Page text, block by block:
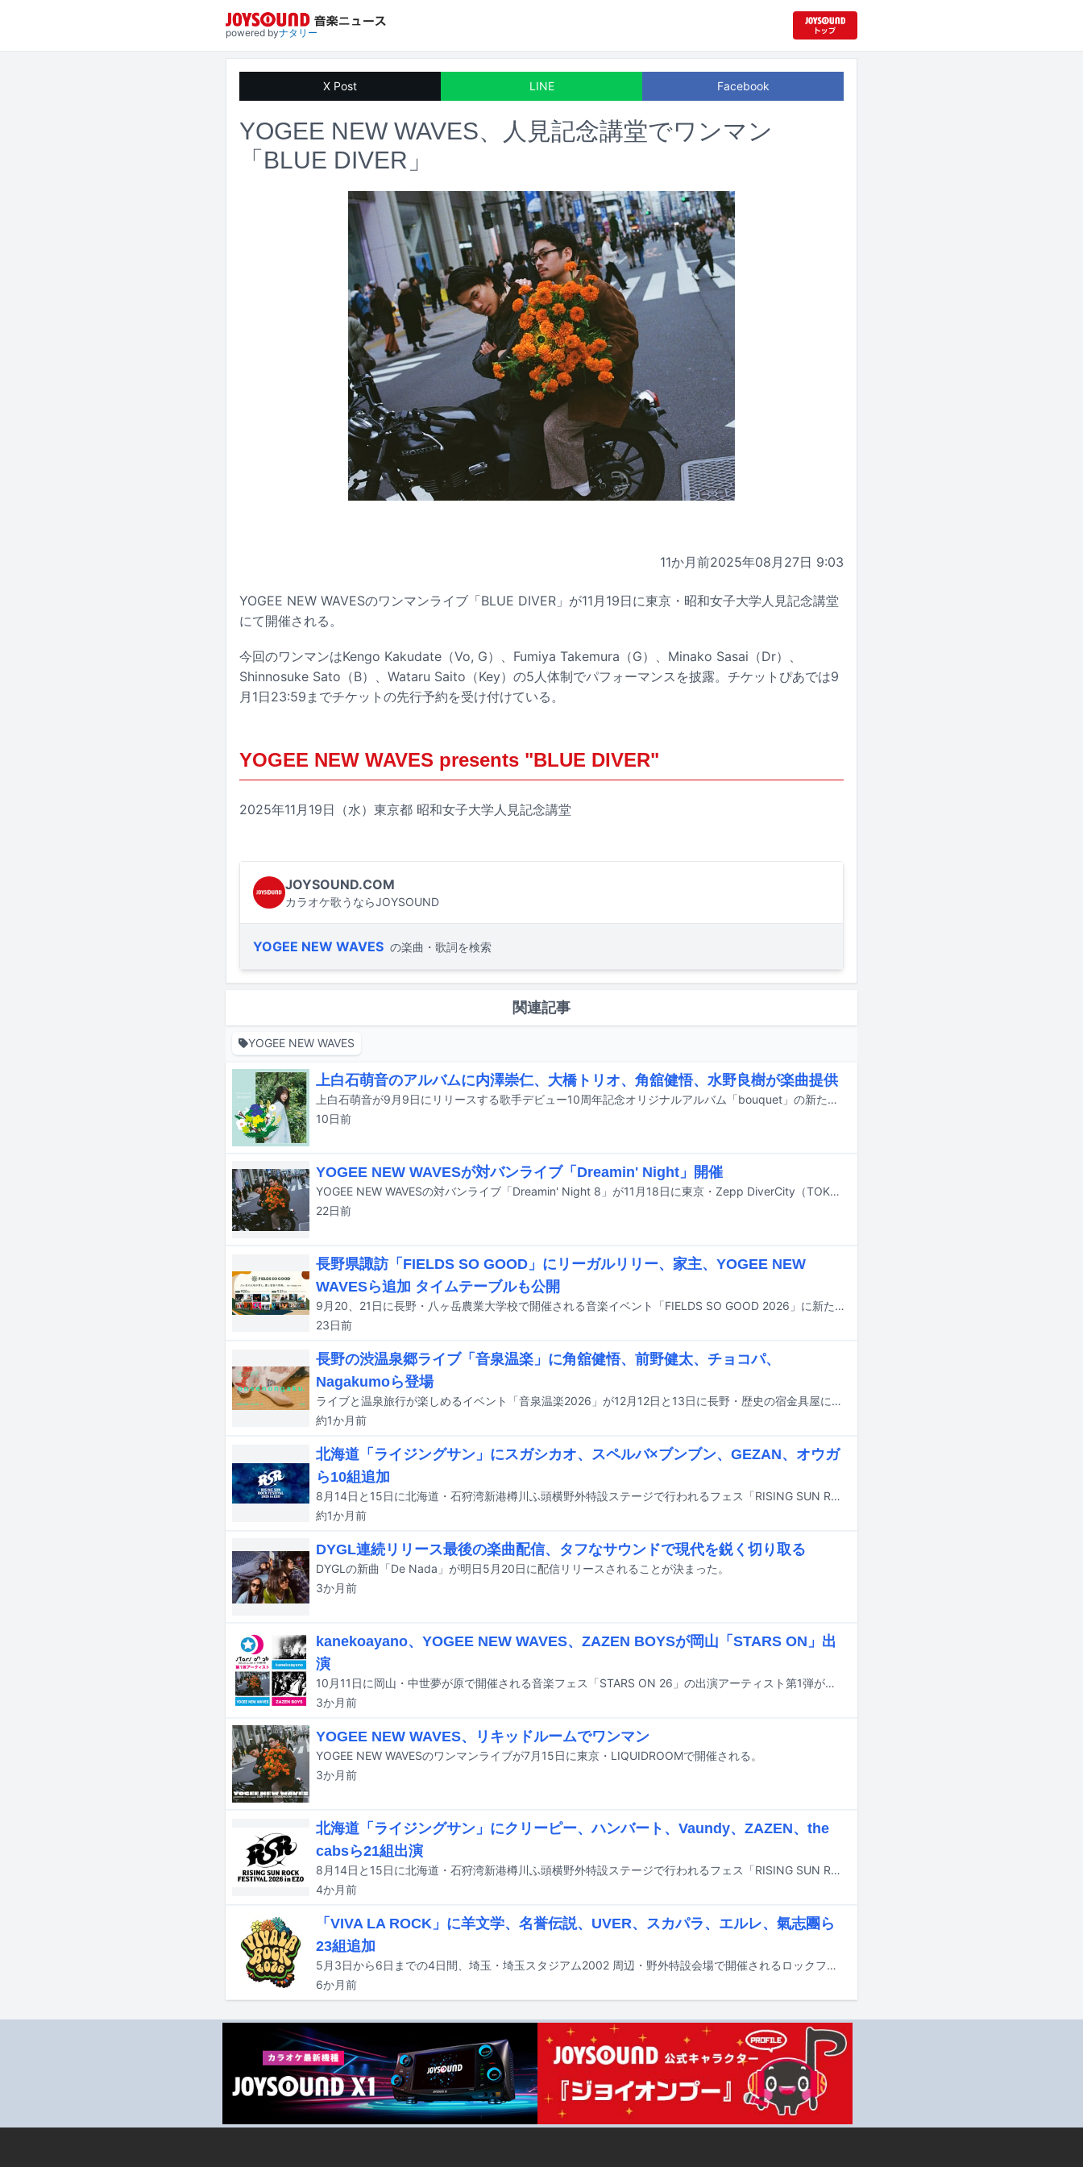
powered byナタリー
X Post LINE Facebook
YOGEE NEW WAVES、人見記念講堂でワンマン
「BLUE DIVER」
11か月前2025年08月27日 9:03
YOGEE NEW WAVESのワンマンライブ「BLUE DIVER」が11月19日に東京・昭和女子大学人見記念講堂
にて開催される。
今回のワンマンはKengo Kakudate（Vo, G）、Fumiya Takemura（G）、Minako Sasai（Dr）、
Shinnosuke Sato（B）、Wataru Saito（Key）の5人体制でパフォーマンスを披露。チケットぴあでは9
月1日23:59までチケットの先行予約を受け付けている。
YOGEE NEW WAVES presents "BLUE DIVER"
2025年11月19日（水）東京都 昭和女子大学人見記念講堂
JOYSOUND.COM
カラオケ歌うならJOYSOUND
YOGEE NEW WAVES の楽曲・歌詞を検索
関連記事
YOGEE NEW WAVES
上白石萌音のアルバムに内澤崇仁、大橋トリオ、角舘健悟、水野良樹が楽曲提供
上白石萌音が9月9日にリリースする歌手デビュー10周年記念オリジナルアルバム「bouquet」の新たな楽曲提供者およびジャケット写真が公開された。
10日前
YOGEE NEW WAVESが対バンライブ「Dreamin' Night」開催
YOGEE NEW WAVESの対バンライブ「Dreamin' Night 8」が11月18日に東京・Zepp DiverCity（TOKYO）で開催される。
22日前
長野県諏訪「FIELDS SO GOOD」にリーガルリリー、家主、YOGEE NEW
WAVESら追加 タイムテーブルも公開
9月20、21日に長野・八ヶ岳農業大学校で開催される音楽イベント「FIELDS SO GOOD 2026」に新たな出演アーティストが追加された。
23日前
長野の渋温泉郷ライブ「音泉温楽」に角舘健悟、前野健太、チョコパ、
Nagakumoら登場
ライブと温泉旅行が楽しめるイベント「音泉温楽2026」が12月12日と13日に長野・歴史の宿金具屋にて開催される。
約1か月前
北海道「ライジングサン」にスガシカオ、スペルバ×ブンブン、GEZAN、オウガ
ら10組追加
8月14日と15日に北海道・石狩湾新港樽川ふ頭横野外特設ステージで行われるフェス「RISING SUN ROCK FESTIVAL 2026 in EZO」の出演アーティスト第4弾が発表された。
約1か月前
DYGL連続リリース最後の楽曲配信、タフなサウンドで現代を鋭く切り取る
DYGLの新曲「De Nada」が明日5月20日に配信リリースされることが決まった。
3か月前
kanekoayano、YOGEE NEW WAVES、ZAZEN BOYSが岡山「STARS ON」出
演
10月11日に岡山・中世夢が原で開催される音楽フェス「STARS ON 26」の出演アーティスト第1弾が発表された。
3か月前
YOGEE NEW WAVES、リキッドルームでワンマン
YOGEE NEW WAVESのワンマンライブが7月15日に東京・LIQUIDROOMで開催される。
3か月前
北海道「ライジングサン」にクリーピー、ハンバート、Vaundy、ZAZEN、the
cabsら21組出演
8月14日と15日に北海道・石狩湾新港樽川ふ頭横野外特設ステージで行われるフェス「RISING SUN ROCK FESTIVAL 2026 in EZO」の出演アーティスト第1弾が発表された。
4か月前
「VIVA LA ROCK」に羊文学、名誉伝説、UVER、スカパラ、エルレ、氣志團ら
23組追加
5月3日から6日までの4日間、埼玉・埼玉スタジアム2002 周辺・野外特設会場で開催されるロックフェスティバル「VIVA LA ROCK 2026」の出演アーティスト第2弾として23組が発表された。
6か月前